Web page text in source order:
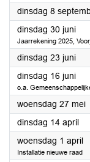
dinsdag 8
dinsdag 30 juni2026
Jaarrekening 2025,
dinsdag 23 juni2026
dinsdag 16 juni2026
o.a.
woensdag 27 mei
dinsdag 14 april
woensdag 1 april
Installatie nieuwe raad